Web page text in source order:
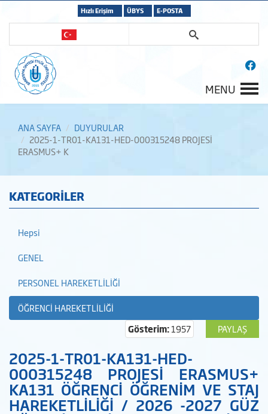
Hızlı Erişim ÜBYS E-POSTA
MENU
ANA SAYFA
DUYURULAR
2025-1-TR01-KA131-HED-000315248 PROJESİ
ERASMUS+ K
KATEGORİLER
Hepsi
GENEL
PERSONEL HAREKETLİLİĞİ
ÖĞRENCİ HAREKETLİLİĞİ
PAYLAŞ
Gösterim:1957
2025-1-TR01-KA131-HED-
000315248 PROJESİ ERASMUS+
KA131 ÖĞRENCİ ÖĞRENİM VE STAJ
HAREKETLİLİĞİ / 2026 -2027 GÜZ